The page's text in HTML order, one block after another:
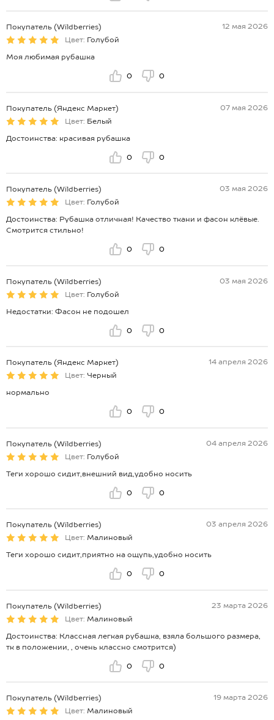
Покупатель (Wildberries)
12 мая 2026
Цвет: Голубой
Моя любимая рубашка
0 0
Покупатель (Яндекс Маркет)
07 мая 2026
Цвет: Белый
Достоинства: красивая рубашка
0 0
Покупатель (Wildberries)
03 мая 2026
Цвет: Голубой
Достоинства: Рубашка отличная! Качество ткани и фасон клёвые.
Смотрится стильно!
0 0
Покупатель (Wildberries)
03 мая 2026
Цвет: Голубой
Недостатки: Фасон не подошел
0 0
Покупатель (Яндекс Маркет)
14 апреля 2026
Цвет: Черный
нормально
0 0
Покупатель (Wildberries)
04 апреля 2026
Цвет: Голубой
Теги хорошо сидит,внешний вид,удобно носить
0 0
Покупатель (Wildberries)
03 апреля 2026
Цвет: Малиновый
Теги хорошо сидит,приятно на ощупь,удобно носить
0 0
Покупатель (Wildberries)
23 марта 2026
Цвет: Малиновый
Достоинства: Классная легкая рубашка, взяла большого размера,
тк в положении, , очень классно смотрится)
0 0
Покупатель (Wildberries)
19 марта 2026
Цвет: Малиновый